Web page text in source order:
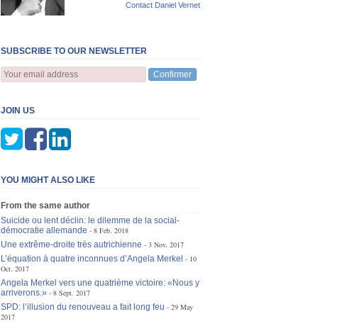
Contact Daniel Vernet
SUBSCRIBE TO OUR NEWSLETTER
Confirmer
JOIN US
YOU MIGHT ALSO LIKE
From the same author
Suicide ou lent déclin: le dilemme de la social-
démocratie allemande
8 Feb. 2018
Une extrême-droite très autrichienne
3 Nov. 2017
L’équation à quatre inconnues d’Angela Merkel
10
Oct. 2017
Angela Merkel vers une quatrième victoire: «Nous y
arriverons.»
8 Sept. 2017
SPD: l’illusion du renouveau a fait long feu
29 May
2017